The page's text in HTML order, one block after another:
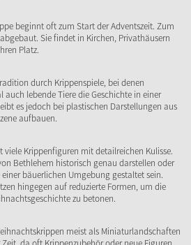
beginnt oft zum Start der Adventszeit. Zum
Sie findet in Kirchen, Privathäusern
Platz.
durch Krippenspiele, bei denen
lebende Tiere die Geschichte in einer
es jedoch bei plastischen Darstellungen aus
aufbauen.
Krippenfiguren mit detailreichen Kulisse.
Bethlehem historisch genau darstellen oder
bäuerlichen Umgebung gestaltet sein.
hingegen auf reduzierte Formen, um die
zu betonen.
meist als Miniaturlandschaften